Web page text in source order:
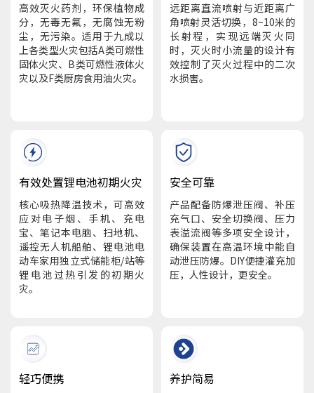
高效灭火药剂，环保植物成
分，无毒无氟，无腐蚀无粉
尘，无污染。适用于九成以
上各类型火灾包括A类可燃性
固体火灾、B类可燃性液体火
灾以及F类厨房食用油火灾。
远距离直流喷射与近距离广
角喷射灵活切换，8~10米的
长射程，实现远端灭火同
时，灭火时小流量的设计有
效控制了灭火过程中的二次
水损害。
有效处置锂电池初期火灾
核心吸热降温技术，可高效
应对电子烟、手机、充电
宝、笔记本电脑、扫地机、
遥控无人机船舶、锂电池电
动车家用独立式储能柜/站等
锂电池过热引发的初期火
灾。
安全可靠
产品配备防爆泄压阀、补压
充气口、安全切换阀、压力
表溢流阀等多项安全设计，
确保装置在高温环境中能自
动泄压防爆。DIY便捷灌充加
压，人性设计，更安全。
轻巧便携 养护简易